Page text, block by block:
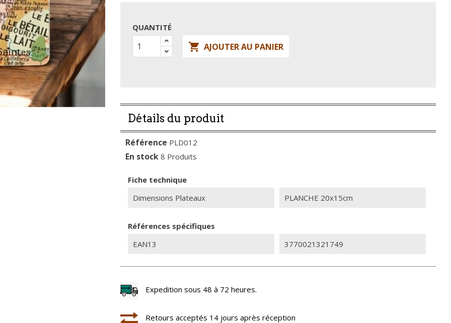
QUANTITÉ
 AJOUTER AU PANIER
Détails du produit
Référence PLD012
En stock 8 Produits
Fiche technique
Dimensions Plateaux
PLANCHE 20x15cm
Références spécifiques
EAN13
3770021321749
Expedition sous 48 à 72 heures.
Retours acceptés 14 jours après réception